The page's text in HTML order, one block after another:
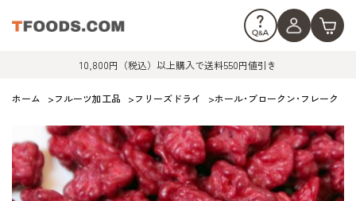
10,800円（税込）以上購入で送料550円値引き
ホーム >フルーツ加工品 >フリーズドライ >ホール･ブロークン･フレーク